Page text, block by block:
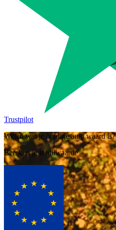
Trustpilot
Weten wat je huidige auto waard is?
Bereken je inruilwaarde